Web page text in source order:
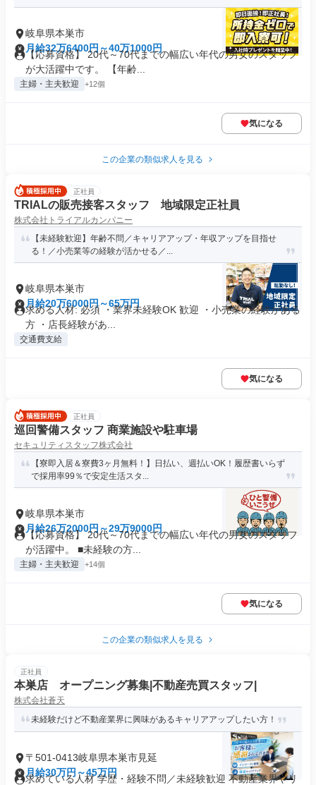
岐阜県本巣市
月給32万6400円～40万1000円
【応募資格】 20代～70代までの幅広い年代の男女のスタッフ
が大活躍中です。 【年齢...
主婦・主夫歓迎 +12個
気になる
この企業の類似求人を見る
正社員
TRIALの販売接客スタッフ 地域限定正社員
株式会社トライアルカンパニー
【未経験歓迎】年齢不問／キャリアアップ・年収アップを目指せ
る！／小売業等の経験が活かせる／...
岐阜県本巣市
月給20万6000円～65万円
求める人材: 必須 ・業界未経験OK 歓迎 ・小売業の経験がある
方 ・店長経験があ...
交通費支給
気になる
正社員
巡回警備スタッフ 商業施設や駐車場
セキュリティスタッフ株式会社
【寮即入居＆寮費3ヶ月無料！】日払い、週払いOK！履歴書いらず
で採用率99％で安定生活スタ...
岐阜県本巣市
月給26万2000円～29万9000円
【応募資格】 20代～70代までの幅広い年代の男女のスタッフ
が活躍中。 ■未経験の方...
主婦・主夫歓迎 +14個
気になる
この企業の類似求人を見る
正社員
本巣店 オープニング募集|不動産売買スタッフ|
株式会社蒼天
未経験だけど不動産業界に興味があるキャリアアップしたい方！
〒501-0413岐阜県本巣市見延
月給30万円～45万円
求めている人材 学歴・経験不問／未経験歓迎 不動産業界やリ